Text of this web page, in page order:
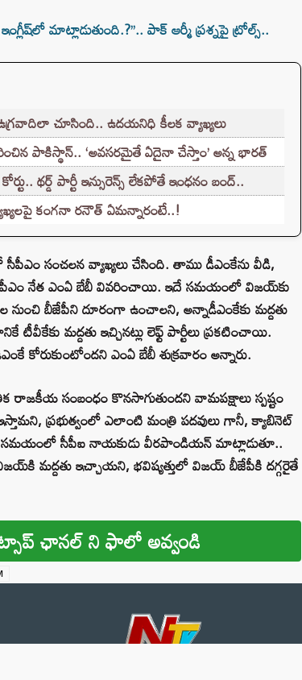
మాట్లాడుతుంది.?’’.. పాక్ ఆర్మీ ప్రశ్నపై ట్రోల్స్..
చూసింది.. ఉదయనిధి కీలక వ్యాఖ్యలు
పాకిస్థాన్.. ‘అవసరమైతే ఏదైనా చేస్తాం’ అన్న భారత్
థర్డ్ పార్టీ ఇన్సురెన్స్ లేకపోతే ఇంధనం బంద్..
కంగనా రనౌత్ ఏమన్నారంటే..!
సంచలన వ్యాఖ్యలు చేసింది. తాము డీఎంకేను వీడి,
నేత ఎంఏ బేబీ వివరించాయి. ఇదే సమయంలో విజయ్‌కు
బీజేపీని దూరంగా ఉంచాలని, అన్నాడీఎంకేకు మద్దతు
మద్దతు ఇచ్చినట్లు లెఫ్ట్ పార్టీలు ప్రకటించాయి.
కోరుకుంటోందని ఎంఏ బేబీ శుక్రవారం అన్నారు.
సంబంధం కొనసాగుతుందని వామపక్షాలు స్పష్టం
ప్రభుత్వంలో ఎలాంటి మంత్రి పదవులు గానీ, క్యాబినెట్
సమయంలో సీపీఐ నాయకుడు వీరపాండియన్ మాట్లాడుతూ..
మద్దతు ఇచ్చాయని, భవిష్యత్తులో విజయ్ బీజేపీకి దగ్గరైతే
ఛానల్ ని ఫాలో అవ్వండి